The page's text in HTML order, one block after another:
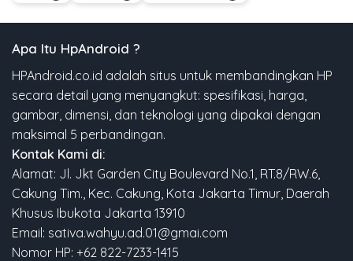
Apa Itu HpAndroid ?
HPAndroid.co.id adalah situs untuk membandingkan HP
secara detail yang menyangkut: spesifikasi, harga,
gambar, dimensi, dan teknologi yang dipakai dengan
maksimal 5 perbandingan.
Kontak Kami di:
Alamat: Jl. Jkt Garden City Boulevard No.1, RT.8/RW.6,
Cakung Tim., Kec. Cakung, Kota Jakarta Timur, Daerah
Khusus Ibukota Jakarta 13910
Email: sativa.wahyu.ad.01@gmai.com
Nomor HP: +62 822-7233-1415